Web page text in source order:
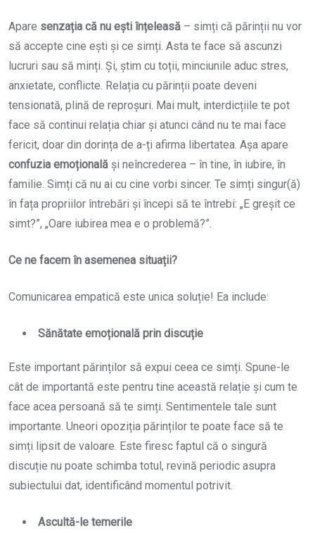
Apare senzația că nu ești înțeleasă – simți că părinții nu vor
să accepte cine ești și ce simți. Asta te face să ascunzi
lucruri sau să minți. Și, știm cu toții, minciunile aduc stres,
anxietate, conflicte. Relația cu părinții poate deveni
tensionată, plină de reproșuri. Mai mult, interdicțiile te pot
face să continui relația chiar și atunci când nu te mai face
fericit, doar din dorința de a-ți afirma libertatea. Așa apare
confuzia emoțională și neîncrederea – în tine, în iubire, în
familie. Simți că nu ai cu cine vorbi sincer. Te simți singur(ă)
în fața propriilor întrebări și începi să te întrebi: „E greșit ce
simt?”, „Oare iubirea mea e o problemă?”.
Ce ne facem în asemenea situații?
Comunicarea empatică este unica soluție! Ea include:
Sănătate emoțională prin discuție
Este important părinților să expui ceea ce simți. Spune-le
cât de importantă este pentru tine această relație și cum te
face acea persoană să te simți. Sentimentele tale sunt
importante. Uneori opoziția părinților te poate face să te
simți lipsit de valoare. Este firesc faptul că o singură
discuție nu poate schimba totul, revină periodic asupra
subiectului dat, identificând momentul potrivit.
Ascultă-le temerile